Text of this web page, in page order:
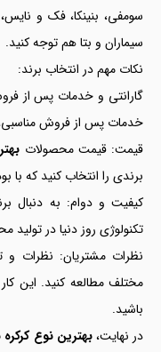
سومفی، بنینکا، فک و نایس،
سیماران و بتا هم توجه کنید.
نکات مهم در انتخاب برند:
گارانتی و خدمات پس از
خدمات پس از فروش
قیمت: قیمت محصولات
برندی را انتخاب کنید که با
کیفیت و دوام: به دنبال
تکنولوژی روز دنیا در تولید
نظرات مشتریان: نظرات و
مختلف مطالعه کنید. این
باشید.
در نهایت،بهترین نوع کرکره